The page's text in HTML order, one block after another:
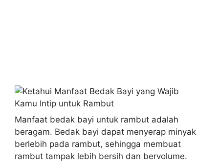
Manfaat bedak bayi untuk rambut adalah
beragam. Bedak bayi dapat menyerap minyak
berlebih pada rambut, sehingga membuat
rambut tampak lebih bersih dan bervolume.